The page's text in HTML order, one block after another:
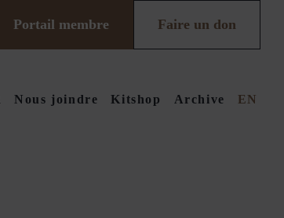
Portail membre Faire un don
Nous joindre Kitshop Archive EN